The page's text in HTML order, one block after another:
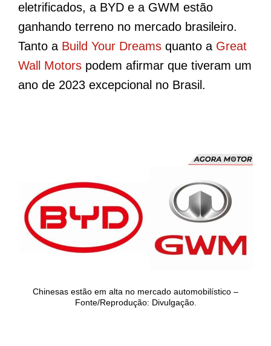
eletrificados, a BYD e a GWM estão
ganhando terreno no mercado brasileiro.
Tanto a Build Your Dreams quanto a Great
Wall Motors podem afirmar que tiveram um
ano de 2023 excepcional no Brasil.
Chinesas estão em alta no mercado automobilístico –
Fonte/Reprodução: Divulgação.